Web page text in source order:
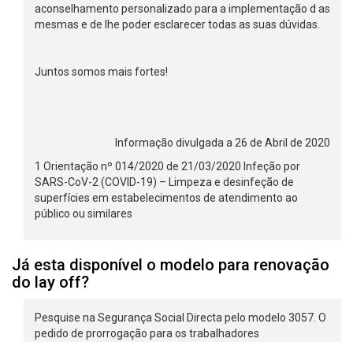
aconselhamento personalizado para a implementação d as
mesmas e de lhe poder esclarecer todas as suas dúvidas.
Juntos somos mais fortes!
Informação divulgada a 26 de Abril de 2020
1 Orientação nº 014/2020 de 21/03/2020 Infeção por
SARS-CoV-2 (COVID-19) – Limpeza e desinfeção de
superfícies em estabelecimentos de atendimento ao
público ou similares
Já esta disponível o modelo para renovação
do lay off?
Pesquise na Segurança Social Directa pelo modelo 3057. O
pedido de prorrogação para os trabalhadores